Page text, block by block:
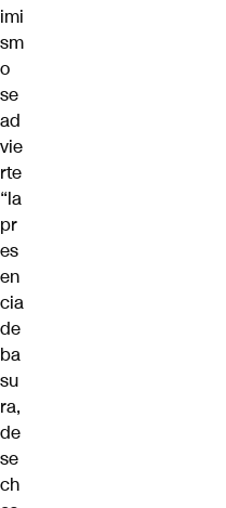
imi
sm
o
se
ad
vie
rte
“la
pr
es
en
cia
de
ba
su
ra,
de
se
ch